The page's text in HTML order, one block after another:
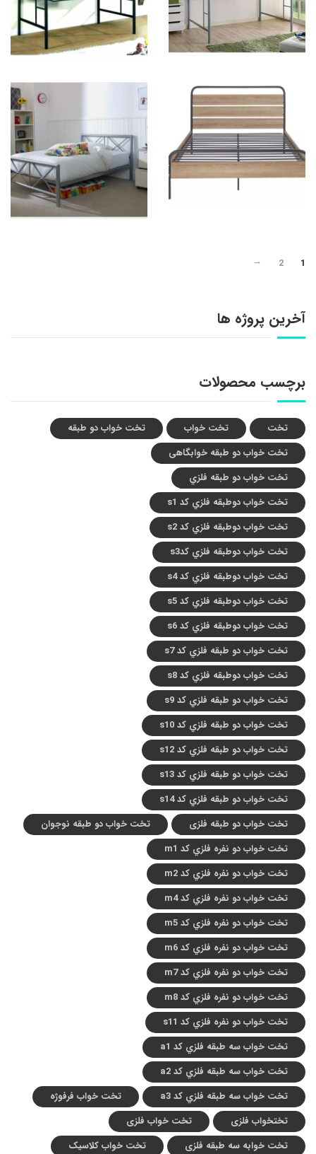
1
2
←
آخرین پروژه ها
برچسب محصولات
تخت تخت خواب
تخت خواب دو طبقه
تخت خواب دو طبقه خوابگاهی
تخت خواب دو طبقه فلزي
تخت خواب دوطبقه فلزي کد s1
تخت خواب دوطبقه فلزي کد s2
تخت خواب دوطبقه فلزي کدs3
تخت خواب دوطبقه فلزي کد s4
تخت خواب دوطبقه فلزي کد s5
تخت خواب دوطبقه فلزي کد s6
تخت خواب دو طبقه فلزي کد s7
تخت خواب دوطبقه فلزي کد s8
تخت خواب دو طبقه فلزي کد s9
تخت خواب دو طبقه فلزي کد s10
تخت خواب دو طبقه فلزي کد s12
تخت خواب دو طبقه فلزي کد s13
تخت خواب دو طبقه فلزي کد s14
تخت خواب دو طبقه فلزی
تخت خواب دو طبقه نوجوان
تخت خواب دو نفره فلزي کد m1
تخت خواب دو نفره فلزي کد m2
تخت خواب دو نفره فلزي کد m4
تخت خواب دو نفره فلزي کد m5
تخت خواب دو نفره فلزي کد m6
تخت خواب دو نفره فلزي کد m7
تخت خواب دو نفره فلزي کد m8
تخت خواب دو نفره فلزي کد s11
تخت خواب سه طبقه فلزي کد a1
تخت خواب سه طبقه فلزي کد a2
تخت خواب سه طبقه فلزي کد a3
تخت خواب فرفوژه
تختخواب فلزی
تخت خواب فلزی
تخت خوابه سه طبقه فلزی
تخت خواب کلاسیک